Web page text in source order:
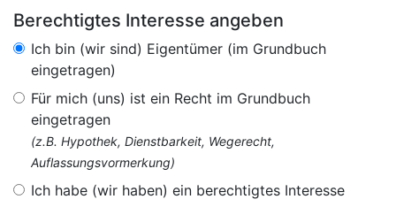
Berechtigtes Interesse angeben
Ich bin (wir sind) Eigentümer (im Grundbuch
eingetragen)
Für mich (uns) ist ein Recht im Grundbuch
eingetragen
(z.B. Hypothek, Dienstbarkeit, Wegerecht,
Auflassungsvormerkung)
Ich habe (wir haben) ein berechtigtes Interesse